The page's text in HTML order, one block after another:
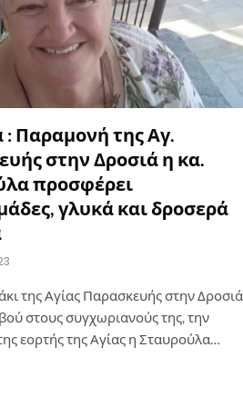
: Παραμονή της Αγ.
στην Δροσιά η κα.
προσφέρει
γλυκά και δροσερά
της Αγίας Παρασκευής στην
στους συγχωριανούς της, την
εορτής της Αγίας η Σταυρούλα…